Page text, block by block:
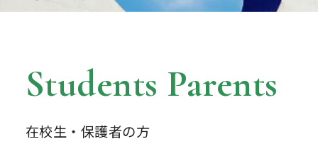
Students Parents
在校生・保護者の方